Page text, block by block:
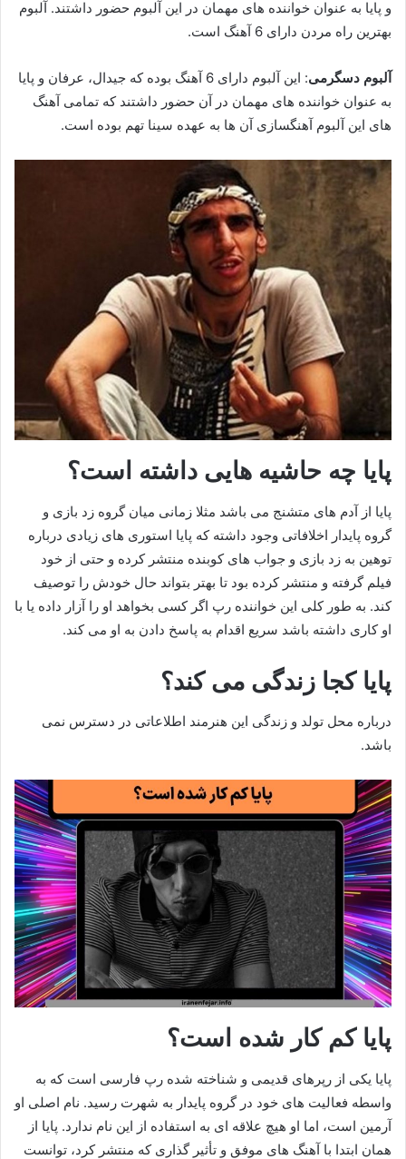
و پایا به عنوان خواننده های مهمان در این آلبوم حضور داشتند. آلبوم
بهترین راه مردن دارای 6 آهنگ است.
آلبوم دسگرمی
: این آلبوم دارای 6 آهنگ بوده که جیدال، عرفان و پایا
به عنوان خواننده های مهمان در آن حضور داشتند که تمامی آهنگ
های این آلبوم آهنگسازی آن ها به عهده سینا تهم بوده است.
پایا چه حاشیه هایی داشته است؟
پایا از آدم های متشنج می باشد مثلا زمانی میان گروه زد بازی و
گروه پایدار اخلافاتی وجود داشته که پایا استوری های زیادی درباره
توهین به زد بازی و جواب های کوبنده منتشر کرده و حتی از خود
فیلم گرفته و منتشر کرده بود تا بهتر بتواند حال خودش را توصیف
کند. به طور کلی این خواننده رپ اگر کسی بخواهد او را آزار داده یا با
او کاری داشته باشد سریع اقدام به پاسخ دادن به او می کند.
پایا کجا زندگی می کند؟
درباره محل تولد و زندگی این هنرمند اطلاعاتی در دسترس نمی
باشد.
پایا کم کار شده است؟
پایا یکی از رپرهای قدیمی و شناخته‌ شده‌ رپ فارسی است که به
واسطه فعالیت‌ های خود در گروه پایدار به شهرت رسید. نام اصلی او
آرمین است، اما او هیچ علاقه‌ ای به استفاده از این نام ندارد. پایا از
همان ابتدا با آهنگ‌ های موفق و تأثیر گذاری که منتشر کرد، توانست